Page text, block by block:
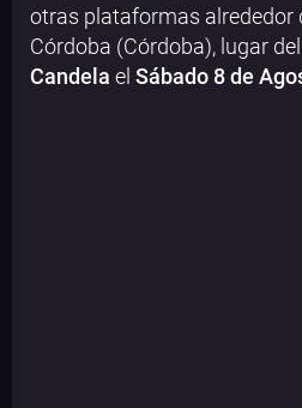
otras plataformas alrededor
Córdoba (Córdoba), lugar del
Candela el Sábado 8 de